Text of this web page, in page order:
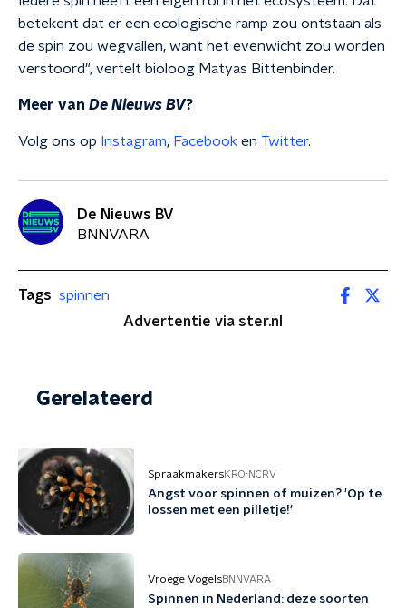
betekent dat er een ecologische ramp zou ontstaan als
de spin zou wegvallen, want het evenwicht zou worden
verstoord", vertelt bioloog Matyas Bittenbinder.
Meer van De Nieuws BV?
Volg ons op Instagram, Facebook en Twitter.
De Nieuws BV
BNNVARA
Tags spinnen
Advertentie via ster.nl
Gerelateerd
SpraakmakersKRO-NCRV
Angst voor spinnen of muizen? 'Op te
lossen met een pilletje!'
Vroege VogelsBNNVARA
Spinnen in Nederland: deze soorten